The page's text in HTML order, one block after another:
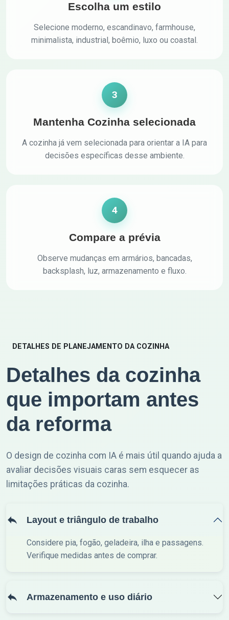
Escolha um estilo
Selecione moderno, escandinavo, farmhouse,
minimalista, industrial, boêmio, luxo ou coastal.
3
Mantenha Cozinha selecionada
A cozinha já vem selecionada para orientar a IA para
decisões específicas desse ambiente.
4
Compare a prévia
Observe mudanças em armários, bancadas,
backsplash, luz, armazenamento e fluxo.
DETALHES DE PLANEJAMENTO DA COZINHA
Detalhes da cozinha
que importam antes
da reforma
O design de cozinha com IA é mais útil quando ajuda a
avaliar decisões visuais caras sem esquecer as
limitações práticas da cozinha.
Layout e triângulo de trabalho
Considere pia, fogão, geladeira, ilha e passagens.
Verifique medidas antes de comprar.
Armazenamento e uso diário